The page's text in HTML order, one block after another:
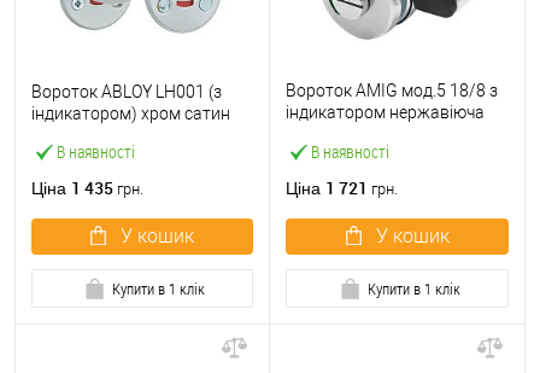
В наявності
Вороток ABLOY LH001 (з
індикатором) хром сатин
Ціна 1 435 грн.
У кошик
Купити в 1 клік
В наявності
Вороток AMIG мод.5 18/8 з
індикатором нержавіюча
Ціна 1 721 грн.
У кошик
Купити в 1 клік